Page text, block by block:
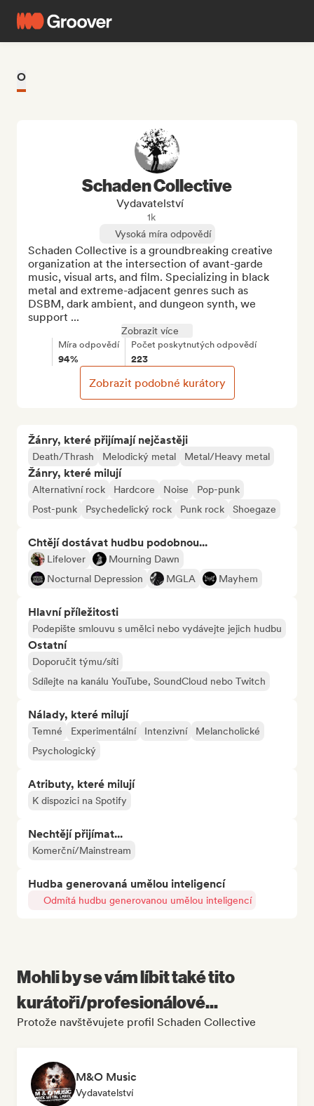
O
Žánry, které přijímají nejčastěji
Death/Thrash Melodický metal Metal/Heavy metal
Žánry, které milují
Alternativní rock Hardcore Noise
Pop-punk
Post-punk
Psychedelický rock Punk rock Shoegaze
Chtějí dostávat hudbu podobnou...
Lifelover
Mourning Dawn
Nocturnal Depression
MGLA Mayhem
Hlavní příležitosti
Podepište smlouvu s umělci nebo vydávejte jejich hudbu
Ostatní
Doporučit týmu/síti
Sdílejte na kanálu YouTube, SoundCloud nebo Twitch
Nálady, které milují
Temné Experimentální Intenzivní
Melancholické
Psychologický
Atributy, které milují
K dispozici na Spotify
Nechtějí přijímat...
Komerční/Mainstream
Hudba generovaná umělou inteligencí
Odmítá hudbu generovanou umělou inteligencí
Schaden Collective
Vydavatelství
1k
Vysoká míra odpovědí
Schaden Collective is a groundbreaking creative
organization at the intersection of avant-garde
music, visual arts, and film. Specializing in black
metal and extreme-adjacent genres such as
DSBM, dark ambient, and dungeon synth, we
support ...
Zobrazit více
Míra odpovědí
94%
Počet poskytnutých odpovědí
223
Zobrazit podobné kurátory
Mohli by se vám líbit také tito
kurátoři/profesionálové...
Protože navštěvujete profil Schaden Collective
M&O Music
Vydavatelství